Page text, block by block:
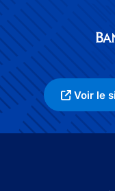
Voir le